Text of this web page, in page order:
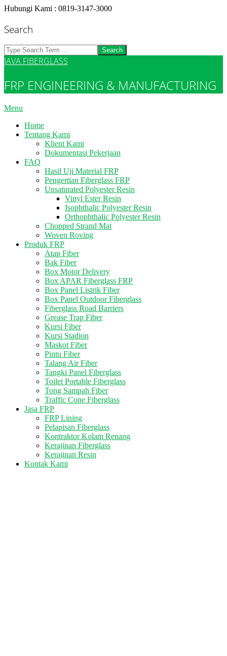
Skip
content
Hubungi Kami : 0819-3147-3000
Search
Search
JAVA FIBERGLASS
FRP ENGINEERING & MANUFACTURING
Primary
Menu
Menu
Home
Tentang Kami
Klient Kami
Dokumentasi Pekerjaan
FAQ
Hasil Uji Material FRP
Pengertian Fiberglass FRP
Unsaturated Polyester Resin
Vinyl Ester Resin
Isophthalic Polyester Resin
Orthophthalic Polyester Resin
Chopped Strand Mat
Woven Roving
Produk FRP
Atap Fiber
Bak Fiber
Box Motor Delivery
Box APAR Fiberglass FRP
Box Panel Listrik Fiber
Box Panel Outdoor Fiberglass
Fiberglass Road Barriers
Grease Trap Fiber
Kursi Fiber
Kursi Stadion
Maskot Fiber
Pintu Fiber
Talang Air Fiber
Tangki Panel Fiberglass
Toilet Portable Fiberglass
Tong Sampah Fiber
Traffic Cone Fiberglass
Jasa FRP
FRP Lining
Pelapisan Fiberglass
Kontraktor Kolam Renang
Kerajinan Fiberglass
Kerajinan Resin
Kontak Kami